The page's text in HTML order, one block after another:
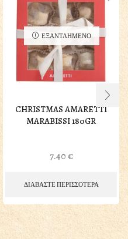
ΕΞΑΝΤΛΗΜΕΝΟ
CHRISTMAS AMARETTI
MARABISSI 180GR
7.40€
ΔΙΑΒΑΣΤΕ ΠΕΡΙΣΣΟΤΕΡΑ